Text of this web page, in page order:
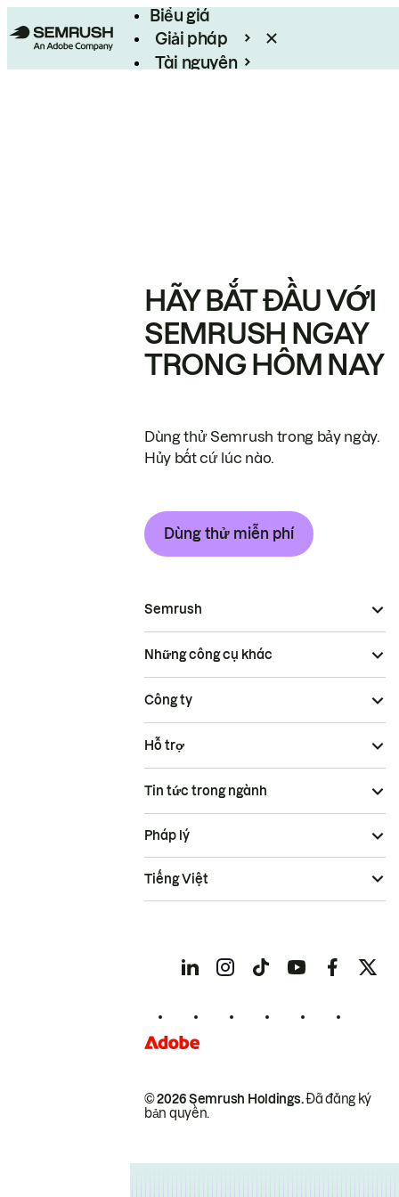
Biểu giá
Giải pháp
Tài nguyên
HÃY BẮT ĐẦU VỚI
SEMRUSH NGAY
TRONG HÔM NAY
Dùng thử Semrush trong bảy ngày.
Hủy bất cứ lúc nào.
Dùng thử miễn phí
Semrush
Những công cụ khác
Công ty
Hỗ trợ
Tin tức trong ngành
© 2026 Semrush Holdings.Đã đăng ký
bản quyền.
Pháp lý
Tiếng Việt